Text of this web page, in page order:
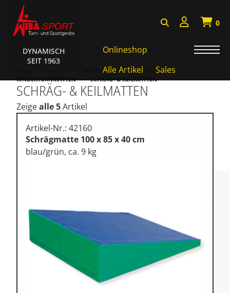
DYNAMISCH
SEIT 1963
0
Onlineshop
Alle Artikel
Sales
AKTIONEN • WIBA SPORT
Badminton • Faustball
Cube Sports
Kampfsport
Klettern & Bouldern
Leichtathletik
Objekteinrichtungen
TURNEN • GYMNASTIK • BALLETT
KINDERTURNMATTEN
SCHRÄG- & KEILMATTEN
SCHRÄG- & KEILMATTEN
Zeigealle 5Artikel
Artikel-Nr.: 42160
Schrägmatte 100 x 85 x 40 cm
blau/grün, ca. 9 kg